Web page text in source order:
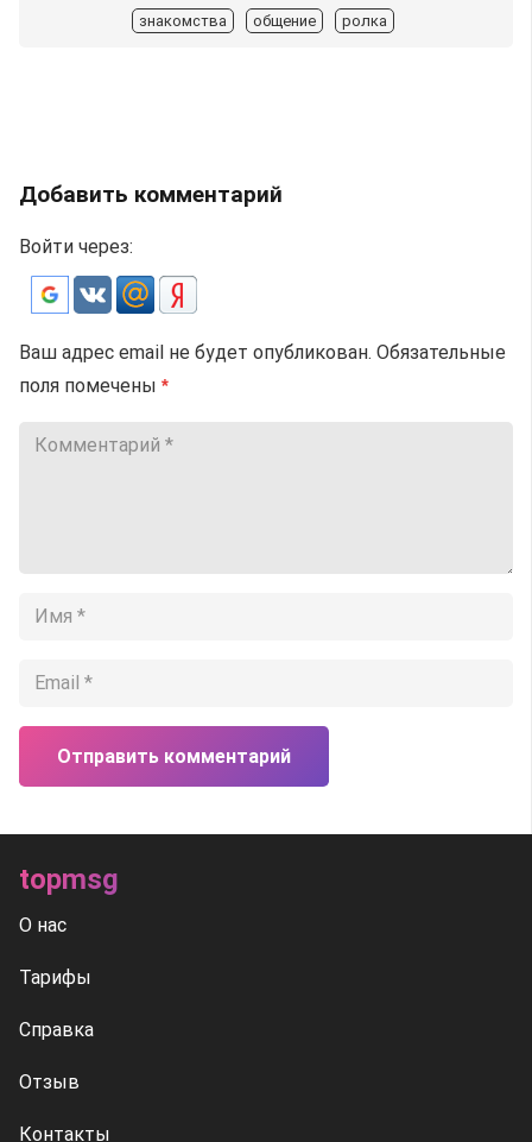
знакомства общение ролка
Добавить комментарий
Войти через:
Ваш адрес email не будет опубликован. Обязательные
поля помечены *
Отправить комментарий
topmsg
О нас
Тарифы
Справка
Отзыв
Контакты